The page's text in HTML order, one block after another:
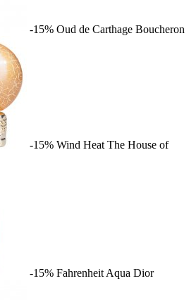
-15% Oud de Carthage Boucheron
-15% Wind Heat The House of
-15% Fahrenheit Aqua Dior